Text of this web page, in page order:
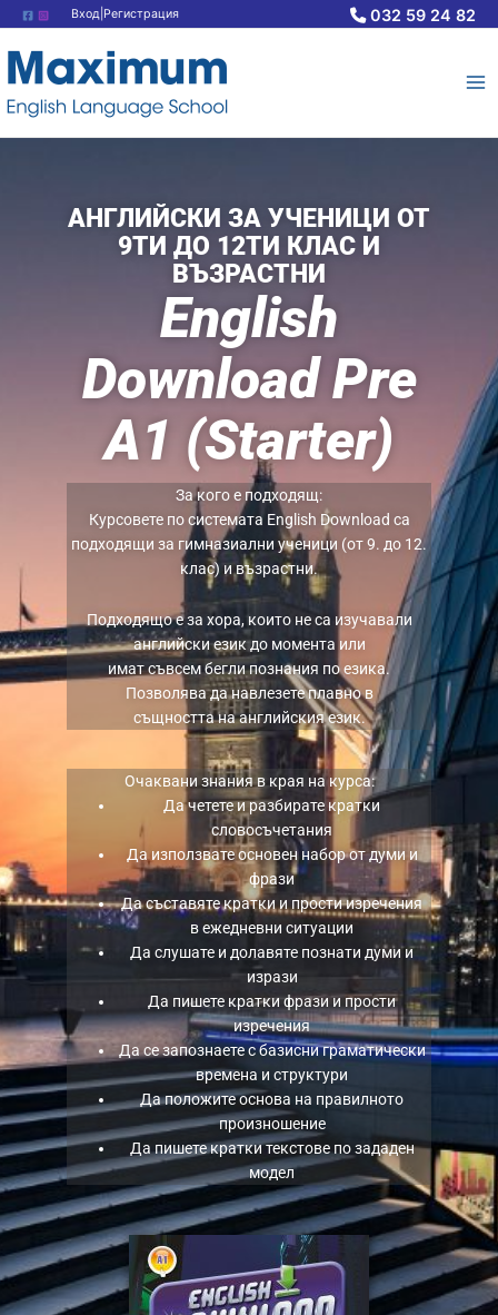
Skip
content
Вход|Регистрация 032 59 24 82
АНГЛИЙСКИ ЗА УЧЕНИЦИ ОТ
9ТИ ДО 12ТИ КЛАС И
ВЪЗРАСТНИ
English
Download Pre
A1 (Starter)
За кого е подходящ:
Курсовете по системата English Download са
подходящи за гимназиални ученици (от 9. до 12.
клас) и възрастни.
Подходящо е за хора, които не са изучавали
английски език до момента или
имат съвсем бегли познания по езика.
Позволява да навлезете плавно в
същността на английския език.
Очаквани знания в края на курса:
Да четете и разбирате кратки
словосъчетания
Да използвате основен набор от думи и
фрази
Да съставяте кратки и прости изречения
в ежедневни ситуации
Да слушате и долавяте познати думи и
изрази
Да пишете кратки фрази и прости
изречения
Да се запознаете с базисни граматически
времена и структури
Да положите основа на правилното
произношение
Да пишете кратки текстове по зададен
модел